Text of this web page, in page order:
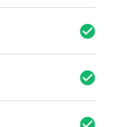
check_circle
check_circle